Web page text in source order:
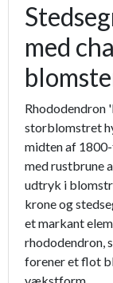
med
Rhododendron
storblomstret
midten af
med rustbrune
udtryk i
krone og
et markant
rhododendron,
forener et flot